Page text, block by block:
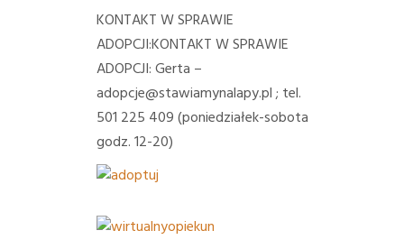
KONTAKT W SPRAWIE
ADOPCJI:KONTAKT W SPRAWIE
ADOPCJI: Gerta –
adopcje@stawiamynalapy.pl ; tel.
501 225 409 (poniedziałek-sobota
godz. 12-20)